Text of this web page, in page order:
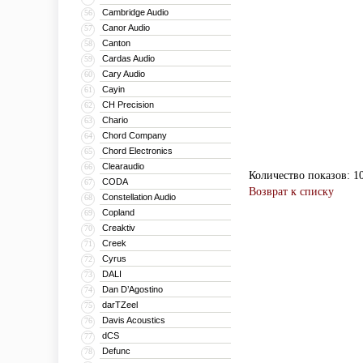
56 Cambridge Audio
57 Canor Audio
58 Canton
59 Cardas Audio
60 Cary Audio
61 Cayin
62 CH Precision
63 Chario
64 Chord Company
65 Chord Electronics
66 Clearaudio
67 CODA
68 Constellation Audio
69 Copland
70 Creaktiv
71 Creek
72 Cyrus
73 DALI
74 Dan D’Agostino
75 darTZeel
76 Davis Acoustics
77 dCS
78 Defunc
Количество показов:
Возврат к списку